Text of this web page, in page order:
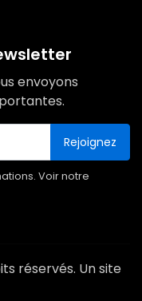
envoyons
Rejoignez
Voir notre
réservés. Un site